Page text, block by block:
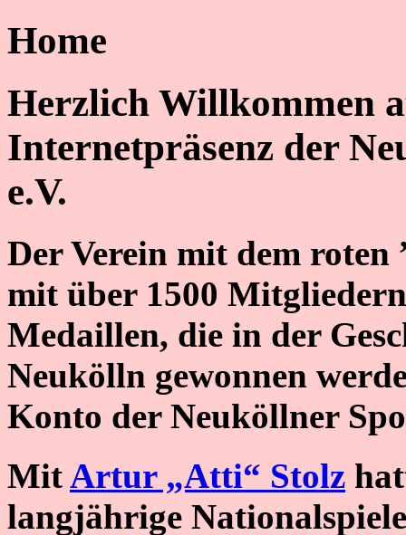
Home
Herzlich Willkommen
Internetpräsenz der
e.V.
Der Verein mit dem roten
mit über 1500
Medaillen, die in der
Neukölln gewonnen
Konto der Neuköllner
MitArtur „Atti“ Stolz
langjährige